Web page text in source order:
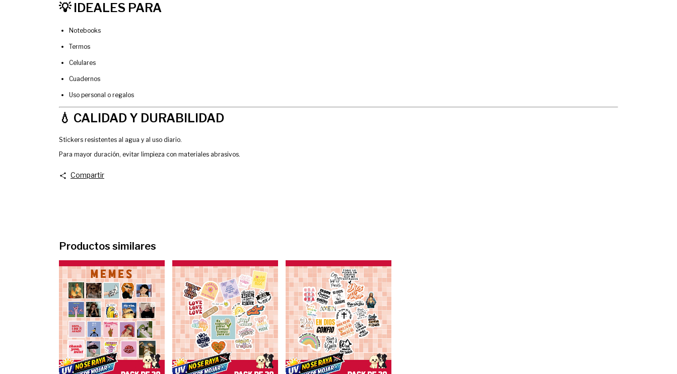
💡 IDEALES PARA
Notebooks
Termos
Celulares
Cuadernos
Uso personal o regalos
💧 CALIDAD Y DURABILIDAD
Stickers resistentes al agua y al uso diario.
Para mayor duración, evitar limpieza con materiales abrasivos.
Compartir
Productos similares